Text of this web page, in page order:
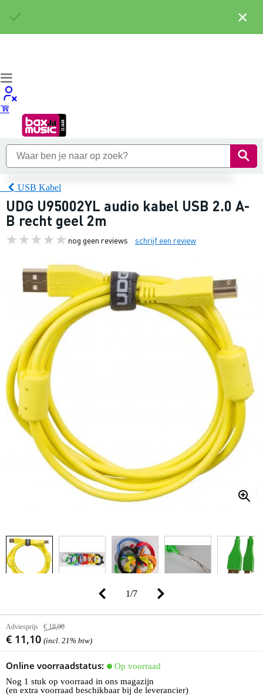
USB Kabel
UDG U95002YL audio kabel USB 2.0 A-
B recht geel 2m
nog geen reviews schrijf een review
1/7
Adviesprijs € 18,90
€ 11,10 (incl. 21% btw)
Online voorraadstatus:
Op voorraad
Nog 1 stuk op voorraad in ons magazijn
(en extra voorraad beschikbaar bij de leverancier)
×